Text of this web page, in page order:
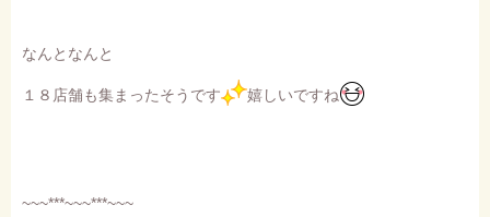
なんとなんと
１８店舗も集まったそうです 嬉しいですね
~~~***~~~***~~~